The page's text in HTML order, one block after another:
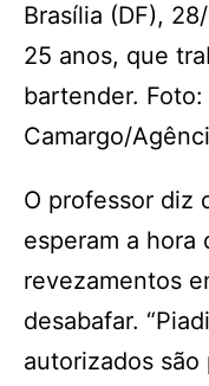
Brasília (DF),
25 anos, que
bartender.
Camargo/
O professor diz
esperam a hora
revezamentos
desabafar.
autorizados são